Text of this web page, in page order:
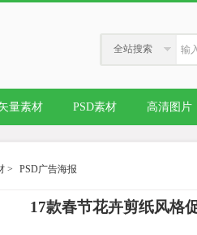
全站搜索
量素材 PSD素材 高清图片
> PSD广告海报
17款春节花卉剪纸风格